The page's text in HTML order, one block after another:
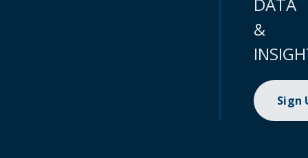
&
Sign